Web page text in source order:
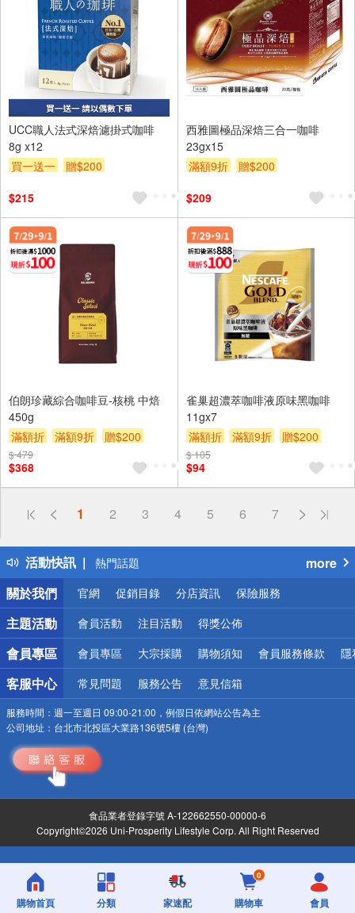
UCC職人法式深焙濾掛式咖啡
8g x12
買一送一
贈$200
$215
西雅圖極品深焙三合一咖啡
23gx15
滿額9折
贈$200
$209
伯朗珍藏綜合咖啡豆-核桃 中焙
450g
滿額折
滿額9折 贈$200
$ 479
$368
雀巢超濃萃咖啡液原味黑咖啡
11gx7
滿額折
滿額9折 贈$200
$ 105
$94
1 2 3 4 5 6 7
活動快訊
偏遠地區配送
得獎公告
熱門話題
銀行優惠
偏遠地區配送
詐騙網頁！請小心！
more
關於我們
官網 促銷目錄 分店資訊 保險服務
主題活動 會員活動 注目活動 得獎公佈
會員專區 會員專區 大宗採購 購物須知 會員服務條款 隱
客服中心 常見問題 服務公告 意見信箱
服務時間： 週一至週日 09:00-21:00，例假日依網站公告為主
公司地址： 台北市北投區大業路136號5樓 (台灣)
食品業者登錄字號 A-122662550-00000-6
Copyright©2026 Uni-Prosperity Lifestyle Corp. All Right Reserved
購物首頁 分類 家速配
0
購物車 會員